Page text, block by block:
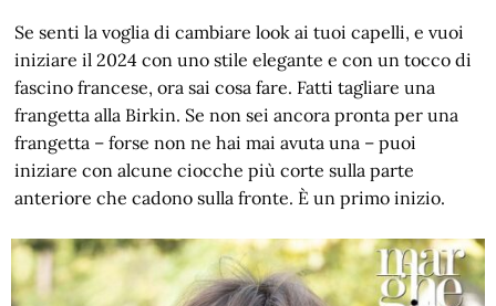
Se senti la voglia di cambiare look ai tuoi capelli, e vuoi
iniziare il 2024 con uno stile elegante e con un tocco di
fascino francese, ora sai cosa fare. Fatti tagliare una
frangetta alla Birkin. Se non sei ancora pronta per una
frangetta – forse non ne hai mai avuta una – puoi
iniziare con alcune ciocche più corte sulla parte
anteriore che cadono sulla fronte. È un primo inizio.